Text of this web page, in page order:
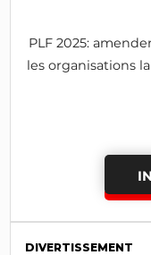
PLF 2025:
les organisations
DIVERTISSEMENT